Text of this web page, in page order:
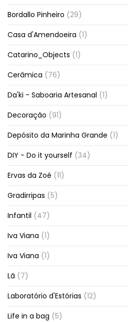
Bordallo Pinheiro (29)
Casa d'Amendoeira (1)
Catarino_Objects (1)
Cerâmica (76)
Da'ki - Saboaria Artesanal (1)
Decoração (91)
Depósito da Marinha Grande (1)
DIY - Do it yourself (34)
Ervas da Zoé (11)
Gradirripas (5)
Infantil (47)
Iva Viana (1)
Iva Viana (1)
Lã (7)
Laboratório d'Estórias (12)
Life in a bag (5)